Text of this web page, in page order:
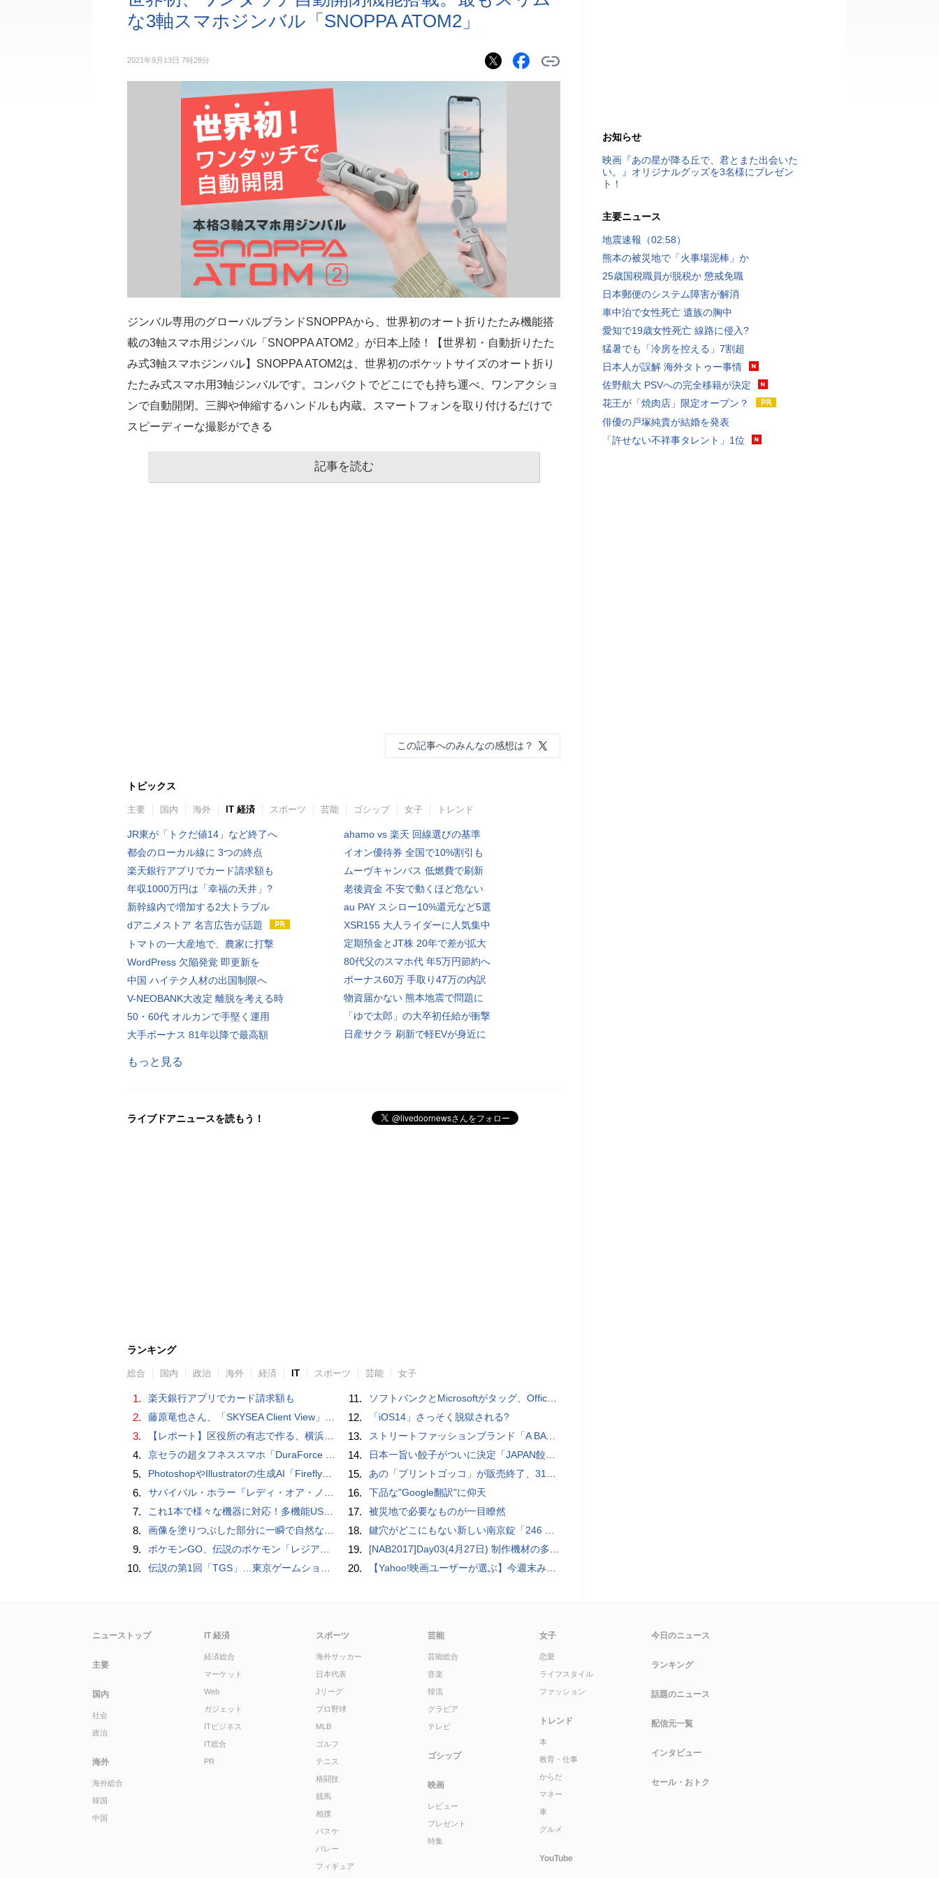
な3軸スマホジンバル「SNOPPA ATOM2」
2021年9月13日 7時28分
ジンバル専用のグローバルブランドSNOPPAから、世界初のオート折りたたみ機能搭
載の3軸スマホ用ジンバル「SNOPPA ATOM2」が日本上陸！【世界初・自動折りたた
み式3軸スマホジンバル】SNOPPA ATOM2は、世界初のポケットサイズのオート折り
たたみ式スマホ用3軸ジンバルです。コンパクトでどこにでも持ち運べ、ワンアクショ
ンで自動開閉。三脚や伸縮するハンドルも内蔵。スマートフォンを取り付けるだけで
スピーディーな撮影ができる
記事を読む
この記事へのみんなの感想は？
トピックス
主要 国内 海外 IT 経済 スポーツ 芸能 ゴシップ 女子 トレンド
JR東が「トクだ値14」など終了へ
都会のローカル線に 3つの終点
楽天銀行アプリでカード請求額も
年収1000万円は「幸福の天井」?
新幹線内で増加する2大トラブル
dアニメストア 名言広告が話題
トマトの一大産地で、農家に打撃
WordPress 欠陥発覚 即更新を
中国 ハイテク人材の出国制限へ
V-NEOBANK大改定 離脱を考える時
50・60代 オルカンで手堅く運用
大手ボーナス 81年以降で最高額
ahamo vs 楽天 回線選びの基準
イオン優待券 全国で10%割引も
ムーヴキャンバス 低燃費で刷新
老後資金 不安で動くほど危ない
au PAY スシロー10%還元など5選
XSR155 大人ライダーに人気集中
定期預金とJT株 20年で差が拡大
80代父のスマホ代 年5万円節約へ
ボーナス60万 手取り47万の内訳
物資届かない 熊本地震で問題に
「ゆで太郎」の大卒初任給が衝撃
日産サクラ 刷新で軽EVが身近に
もっと見る
ライブドアニュースを読もう！
ランキング
総合 国内 政治 海外 経済 IT スポーツ 芸能 女子
1. 楽天銀行アプリでカード請求額も
2. 藤原竜也さん、「SKYSEA Client View」新CMで「AI労務改善」をアピール 働き方をAIが分析したら「すぐに休んで」と言われる？
3. 【レポート】区役所の有志で作る、横浜・野毛の魅力を伝えるCM
4. 京セラの超タフネススマホ「DuraForce PRO 2」はアクションカムとしても優秀
5. PhotoshopやIllustratorの生成AI「Firefly」がクレジット制を導入し有料プランでも画像生成枚数が制限されるように
6. サバイバル・ホラー『レディ・オア・ノット 2』の新本編映像、【バスタイム編】が公開
7. これ1本で様々な機器に対応！多機能USB充電ケーブル「10in1オクトパスケーブル」【カリスマ店長の一押し】
8. 画像を塗りつぶした部分に一瞬で自然な画像を補完する技術を早稲田大学の研究者が開発
9. ポケモンGO、伝説のポケモン「レジアイス」出現。レジロック・レジスチルと伝説レイドボス持ち回り
10. 伝説の第1回「TGS」…東京ゲームショウ&#039;96と、当時のベストゲーム10本：レトロゲーム浪漫街道
11. ソフトバンクとMicrosoftがタッグ、Officeツール「Teams」に03電話を統合
12. 「iOS14」さっそく脱獄される?
13. ストリートファッションブランド「A BATHING APE」とコラボしたノートPC「ASUS Vivobook S 15 OLED BAPE Edition K5504VA」を紹介【レビュー】
14. 日本一旨い餃子がついに決定「JAPAN餃子大賞2026」授賞式 / コードレスでどこでも使える、電動エアダスター【まとめ記事】
15. あの「プリントゴッコ」が販売終了、31年の歴史に幕を下ろす
16. 下品な"Google翻訳"に仰天
17. 被災地で必要なものが一目瞭然
18. 鍵穴がどこにもない新しい南京錠「246 Padlock」
19. [NAB2017]Day03(4月27日) 制作機材の多様化と充実した周辺機器群
20. 【Yahoo!映画ユーザーが選ぶ】今週末みたい映画ランキング（11月2日付） ファン待望のシリーズ第3弾『マイティ・ソー バトルロイヤル』が公開！
お知らせ
映画『あの星が降る丘で、君とまた出会いた
い。』オリジナルグッズを3名様にプレゼン
ト！
主要ニュース
地震速報（02:58）
熊本の被災地で「火事場泥棒」か
25歳国税職員が脱税か 懲戒免職
日本郵便のシステム障害が解消
車中泊で女性死亡 遺族の胸中
愛知で19歳女性死亡 線路に侵入?
猛暑でも「冷房を控える」7割超
日本人が誤解 海外タトゥー事情
佐野航大 PSVへの完全移籍が決定
花王が「焼肉店」限定オープン？
俳優の戸塚純貴が結婚を発表
「許せない不祥事タレント」1位
ニューストップ
主要
国内
社会
政治
海外
海外総合
韓国
中国
IT 経済
経済総合
マーケット
Web
ガジェット
ITビジネス
IT総合
PR
スポーツ
海外サッカー
日本代表
Jリーグ
プロ野球
MLB
ゴルフ
テニス
格闘技
競馬
相撲
バスケ
バレー
フィギュア
芸能
芸能総合
音楽
韓流
グラビア
テレビ
ゴシップ
映画
レビュー
プレゼント
特集
女子
恋愛
ライフスタイル
ファッション
トレンド
本
教育・仕事
からだ
マネー
車
グルメ
YouTube
今日のニュース
ランキング
話題のニュース
配信元一覧
インタビュー
セール・おトク